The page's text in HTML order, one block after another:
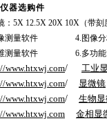
器选购件
： 5X 12.5X 20X 10X（带刻
像测量软件 4. 图像
维测量软件 6. 多功
www.htxwj.com/
工业
www.htxwj.com/
显微镜
www.htxwj.com/
生物
www.htxwj.com
金相显